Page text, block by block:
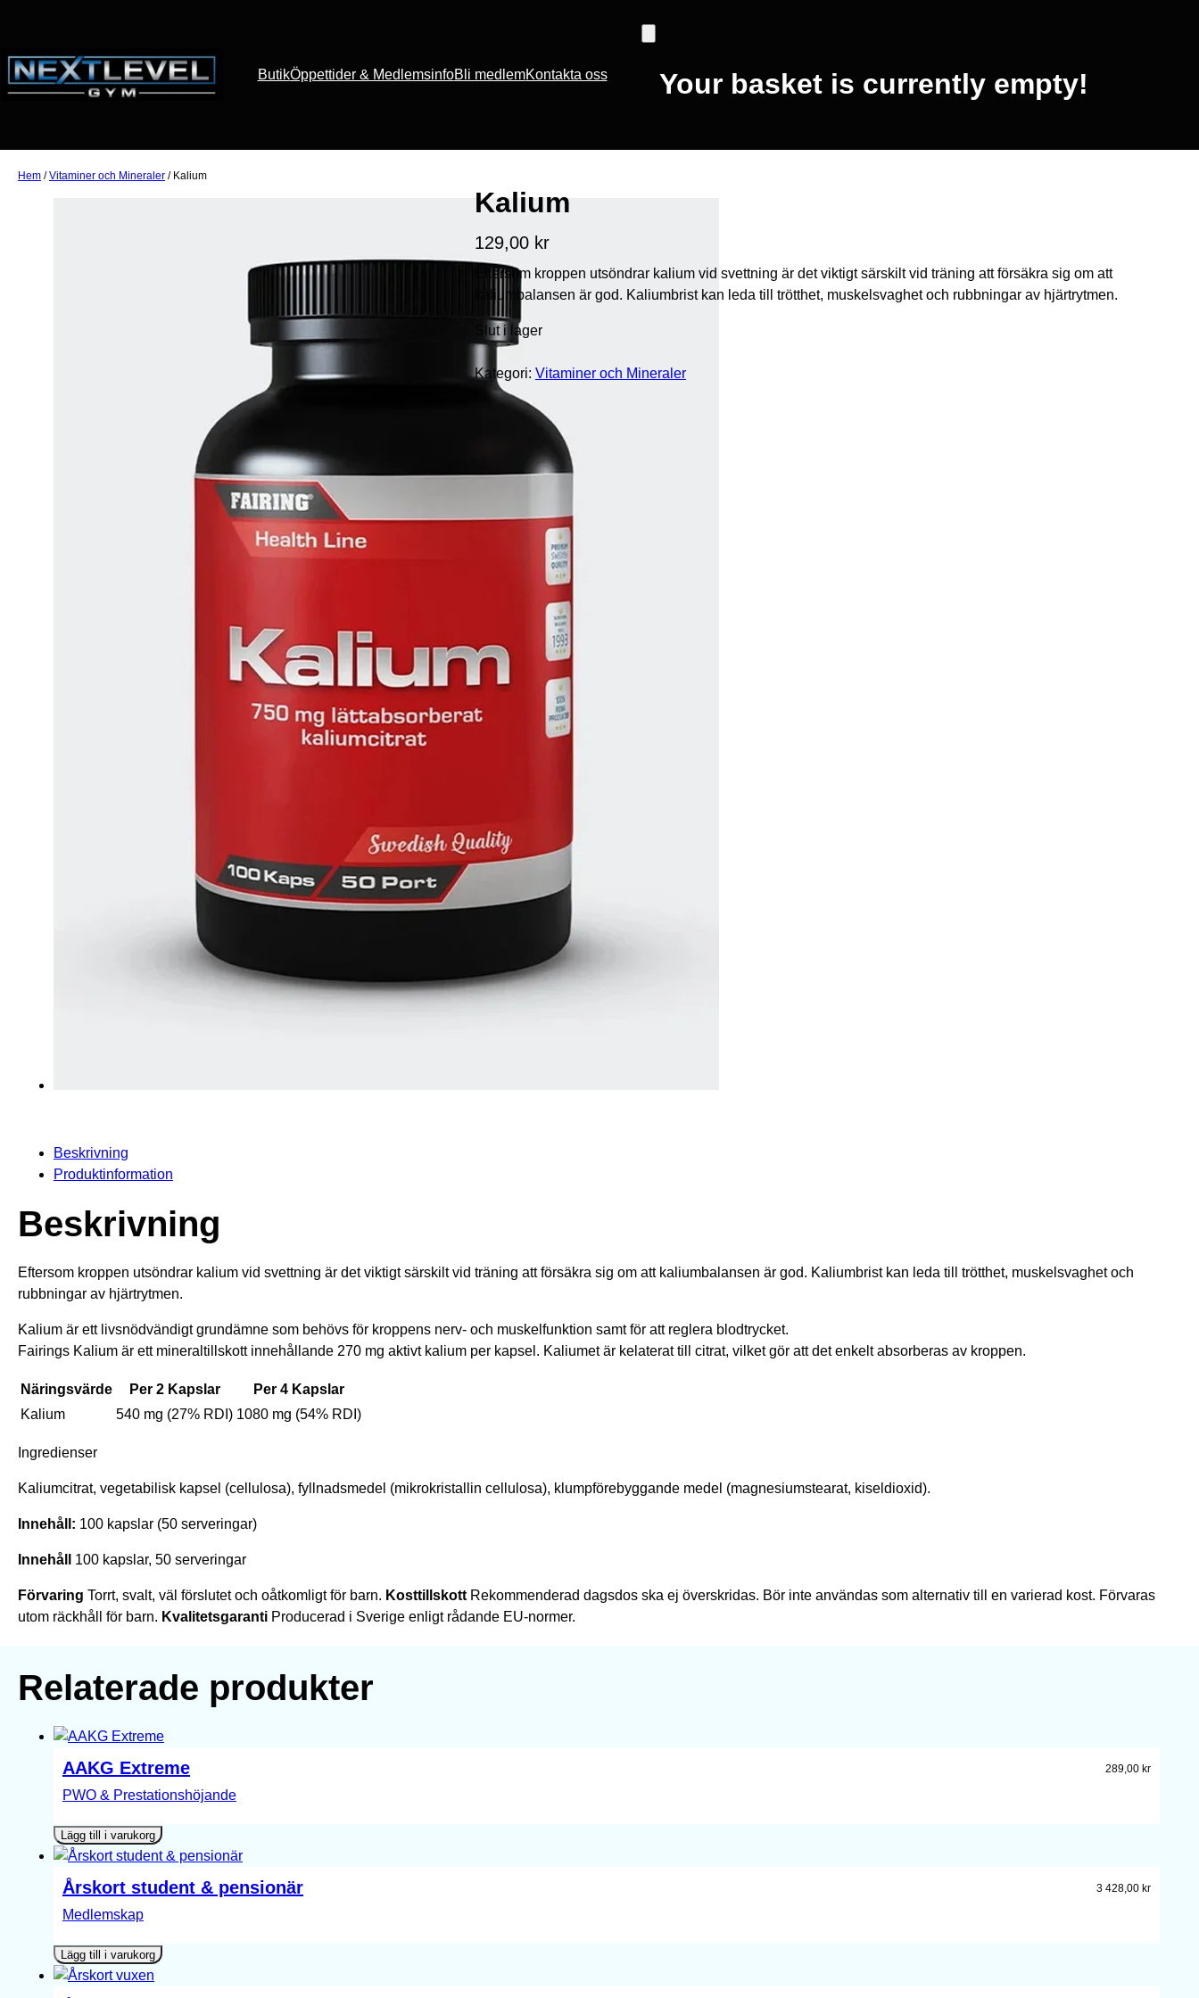
ButikÖppettider & MedlemsinfoBli medlemKontakta oss Your basket is currently empty!
Hem /Vitaminer och Mineraler / Kalium
Kalium
129,00 kr
Eftersom kroppen utsöndrar kalium vid svettning är det viktigt särskilt vid träning att försäkra sig om att
kaliumbalansen är god. Kaliumbrist kan leda till trötthet, muskelsvaghet och rubbningar av hjärtrytmen.
Slut i lager
Kategori: Vitaminer och Mineraler
Beskrivning
Produktinformation
Beskrivning
Eftersom kroppen utsöndrar kalium vid svettning är det viktigt särskilt vid träning att försäkra sig om att kaliumbalansen är god. Kaliumbrist kan leda till trötthet, muskelsvaghet och
rubbningar av hjärtrytmen.
Kalium är ett livsnödvändigt grundämne som behövs för kroppens nerv- och muskelfunktion samt för att reglera blodtrycket.
Fairings Kalium är ett mineraltillskott innehållande 270 mg aktivt kalium per kapsel. Kaliumet är kelaterat till citrat, vilket gör att det enkelt absorberas av kroppen.
Näringsvärde Per 2 Kapslar
Per 4 Kapslar
Kalium
540 mg (27% RDI) 1080 mg (54% RDI)
Ingredienser
Kaliumcitrat, vegetabilisk kapsel (cellulosa), fyllnadsmedel (mikrokristallin cellulosa), klumpförebyggande medel (magnesiumstearat, kiseldioxid).
Innehåll: 100 kapslar (50 serveringar)
Innehåll 100 kapslar, 50 serveringar
Förvaring Torrt, svalt, väl förslutet och oåtkomligt för barn. Kosttillskott Rekommenderad dagsdos ska ej överskridas. Bör inte användas som alternativ till en varierad kost. Förvaras
utom räckhåll för barn. Kvalitetsgaranti Producerad i Sverige enligt rådande EU-normer.
Relaterade produkter
AAKG Extreme 289,00 kr
PWO & Prestationshöjande
Lägg till i varukorg
Årskort student & pensionär 3 428,00 kr
Medlemskap
Lägg till i varukorg